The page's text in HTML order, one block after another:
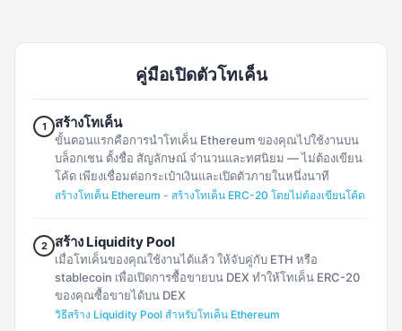
คู่มือเปิดตัวโทเค็น
1 สร้างโทเค็น
ขั้นตอนแรกคือการนำโทเค็น Ethereum ของคุณไปใช้งานบน
บล็อกเชน ตั้งชื่อ สัญลักษณ์ จำนวนและทศนิยม — ไม่ต้องเขียน
โค้ด เพียงเชื่อมต่อกระเป๋าเงินและเปิดตัวภายในหนึ่งนาที
สร้างโทเค็น Ethereum - สร้างโทเค็น ERC-20 โดยไม่ต้องเขียนโค้ด
2 สร้าง Liquidity Pool
เมื่อโทเค็นของคุณใช้งานได้แล้ว ให้จับคู่กับ ETH หรือ
stablecoin เพื่อเปิดการซื้อขายบน DEX ทำให้โทเค็น ERC-20
ของคุณซื้อขายได้บน DEX
วิธีสร้าง Liquidity Pool สำหรับโทเค็น Ethereum